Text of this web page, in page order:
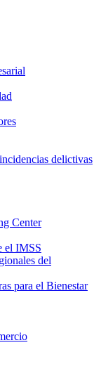
delictivas
Center
el IMSS
del
para el Bienestar